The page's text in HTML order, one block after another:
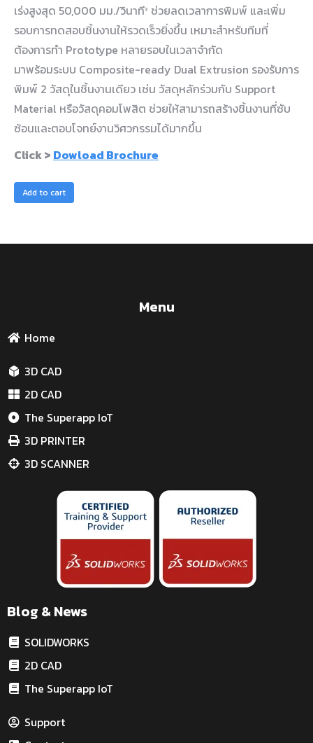
เร่งสูงสุด 50,000 มม./วินาที² ช่วยลดเวลาการพิมพ์ และเพิ่ม
รอบการทดสอบชิ้นงานให้รวดเร็วยิ่งขึ้น เหมาะสำหรับทีมที่
ต้องการทำ Prototype หลายรอบในเวลาจำกัด
มาพร้อมระบบ Composite-ready Dual Extrusion รองรับการ
พิมพ์ 2 วัสดุในชิ้นงานเดียว เช่น วัสดุหลักร่วมกับ Support
Material หรือวัสดุคอมโพสิต ช่วยให้สามารถสร้างชิ้นงานที่ซับ
ซ้อนและตอบโจทย์งานวิศวกรรมได้มากขึ้น
Click > Dowload Brochure
Add to cart
Menu
Home
3D CAD
2D CAD
The Superapp IoT
3D PRINTER
3D SCANNER
Blog & News
SOLIDWORKS
2D CAD
The Superapp IoT
Support